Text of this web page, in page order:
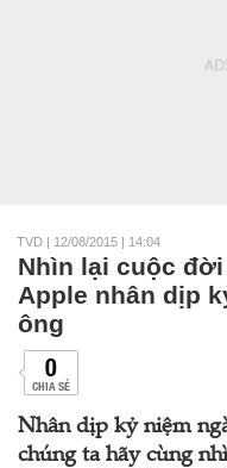
TVD | 12/08/2015 | 14:04
Nhìn lại cuộc
Apple nhân dịp
ông
0
CHIA SẺ
Nhân dịp kỷ niệm
chúng ta hãy cùng